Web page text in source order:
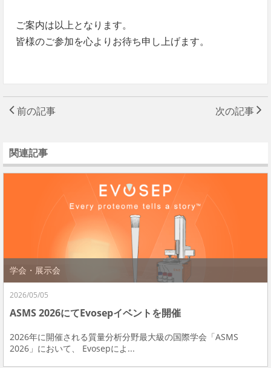
ご案内は以上となります。
皆様のご参加を心よりお待ち申し上げます。
前の記事 次の記事
関連記事
学会・展示会
2026/05/05
ASMS 2026にてEvosepイベントを開催
2026年に開催される質量分析分野最大級の国際学会「ASMS
2026」において、 Evosepによ...